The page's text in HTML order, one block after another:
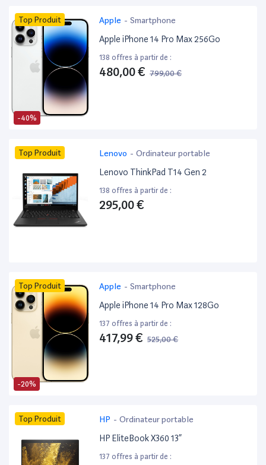
-40%
Top Produit Apple - Smartphone
Apple iPhone 14 Pro Max 256Go
138 offres à partir de :
480,00 € 799,00 €
Top Produit Lenovo - Ordinateur portable
Lenovo ThinkPad T14 Gen 2
138 offres à partir de :
295,00 €
-20%
Top Produit Apple - Smartphone
Apple iPhone 14 Pro Max 128Go
137 offres à partir de :
417,99 € 525,00 €
Top Produit HP - Ordinateur portable
HP EliteBook X360 13”
137 offres à partir de :